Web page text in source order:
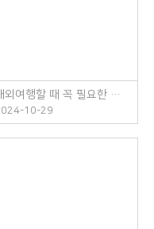
해외여행할 때 꼭 필요한 체크리스트
10-29